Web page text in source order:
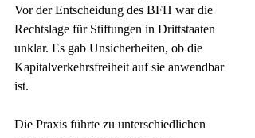
Vor der Entscheidung des BFH war die
Rechtslage für Stiftungen in Drittstaaten
unklar. Es gab Unsicherheiten, ob die
Kapitalverkehrsfreiheit auf sie anwendbar
ist.
Die Praxis führte zu unterschiedlichen